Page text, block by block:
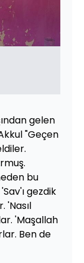
gelen
"Geçen
bu
gezdik
'Nasıl
'Maşallah
Ben de